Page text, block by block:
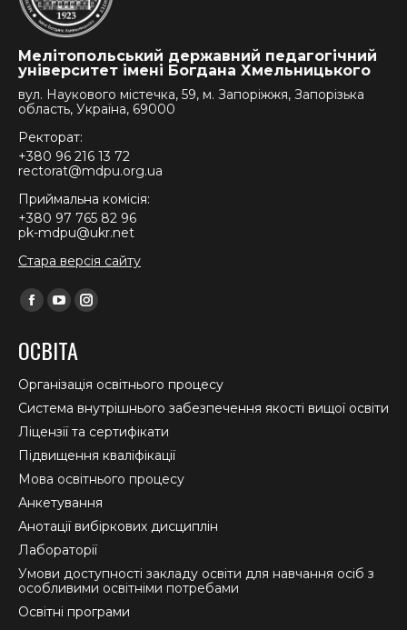
Мелітопольський державний педагогічний
університет імені Богдана Хмельницького
вул. Наукового містечка, 59, м. Запоріжжя, Запорізька
область, Україна, 69000
Ректорат:
+380 96 216 13 72
rectorat@mdpu.org.ua
Приймальна комісія:
+380 97 765 82 96
pk-mdpu@ukr.net
Стара версія сайту
Find us on:
Facebook
opens
in
new
window
YouTube
opens
in
new
window
Instagram
in
new
window
ОСВІТА
Організація освітнього процесу
Система внутрішнього забезпечення якості вищої освіти
Ліцензії та сертифікати
Підвищення кваліфікації
Мова освітнього процесу
Анкетування
Анотації вибіркових дисциплін
Лабораторії
Умови доступності закладу освіти для навчання осіб з
особливими освітніми потребами
Освітні програми